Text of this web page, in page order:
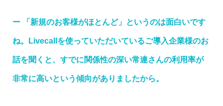
ー 「新規のお客様がほとんど」というのは面白いです
ね。Livecallを使っていただいているご導入企業様のお
話を聞くと、すでに関係性の深い常連さんの利用率が
非常に高いという傾向がありましたから。